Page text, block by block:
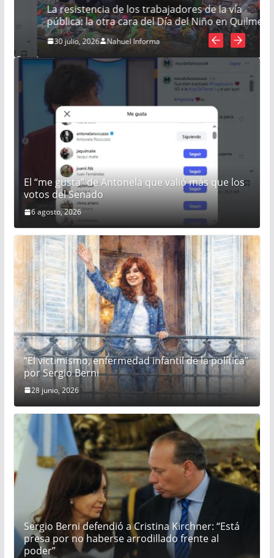
La resistencia de los trabajadores de la vía
pública: la otra cara del Día del Niño en Quilmes
30 julio, 2026 Nahuel Informa
El “me gusta” de Antonela que valió más que los
votos del Senado
6 agosto, 2026
“El victimismo, enfermedad infantil de la política”
por Sergio Berni
28 junio, 2026
Sergio Berni defendió a Cristina Kirchner: “Está
presa por no haberse arrodillado frente al
poder”